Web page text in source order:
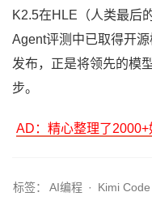
K2.5在HLE（人类最后
Agent评测中已取得开
发布，正是将领先的模
步。
AD：精心整理了
标签： AI编程 · Kimi Code